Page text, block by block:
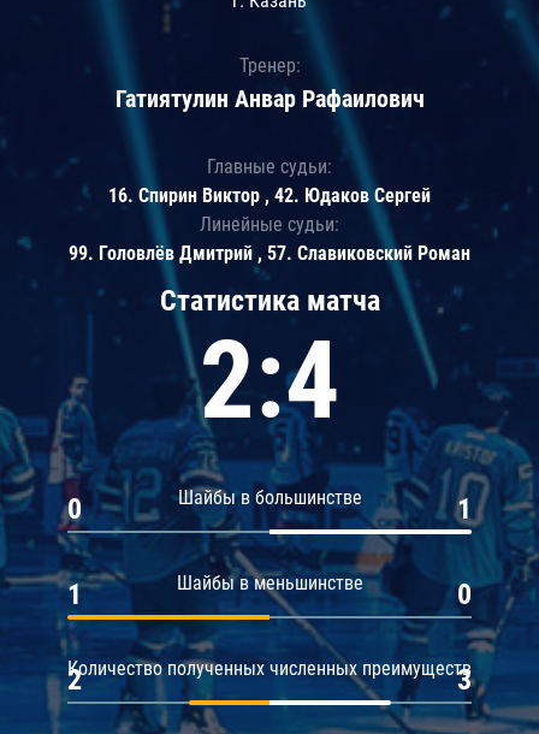
Статистика матча
2:4
Шайбы в большинстве
0 1
Шайбы в меньшинстве
1 0
Количество полученных численных преимуществ
2 3
Тренер:
Гатиятулин Анвар Рафаилович
Главные судьи:
16. Спирин Виктор , 42. Юдаков Сергей
Линейные судьи:
99. Головлёв Дмитрий , 57. Славиковский Роман